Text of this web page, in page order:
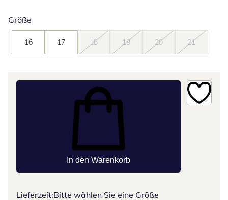
Größe
16 17 18 19 20 21
In den Warenkorb
Lieferzeit:Bitte wählen Sie eine Größe